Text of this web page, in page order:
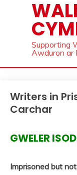
Supporting
Awduron ar
Writers in
Carchar
GWELER
Imprisoned but